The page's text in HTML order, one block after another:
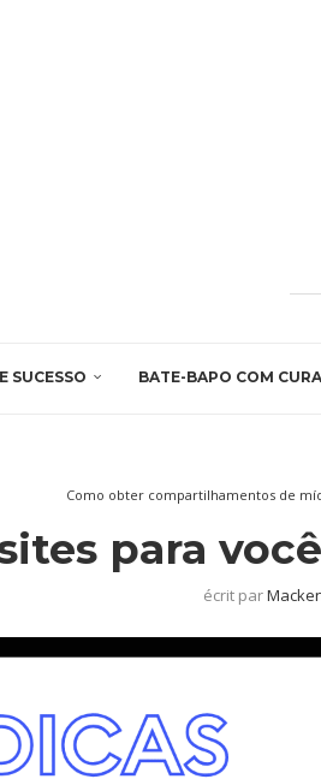
SUCESSO BATE-BAPO COM
Como obter compartilhamentos de
para
écrit par